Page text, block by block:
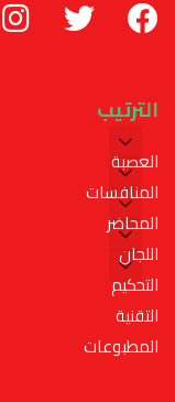
الترتيب
العصبة
المنافسات
المحاضر
اللجان
التحكيم
التقنية
المطبوعات